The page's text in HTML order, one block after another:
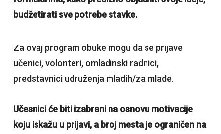
budžetirati sve potrebe stavke.
Za ovaj program obuke mogu da se prijave
učenici, volonteri, omladinski radnici,
predstavnici udruženja mladih/za mlade.
Učesnici će biti izabrani na osnovu motivacije
koju iskažu u prijavi, a broj mesta je ograničen na